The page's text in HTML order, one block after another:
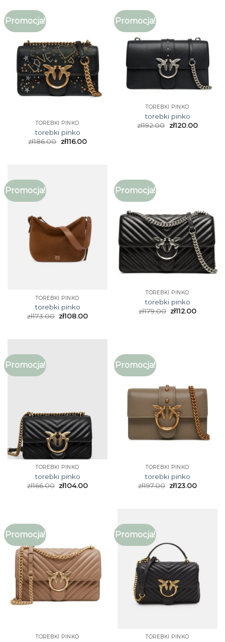
Promocja!
TOREBKI PINKO
torebki pinko
zł186.00 zł116.00
Promocja!
TOREBKI PINKO
torebki pinko
zł192.00 zł120.00
Promocja!
TOREBKI PINKO
torebki pinko
zł173.00 zł108.00
Promocja!
TOREBKI PINKO
torebki pinko
zł179.00 zł112.00
Promocja!
TOREBKI PINKO
torebki pinko
zł166.00 zł104.00
Promocja!
TOREBKI PINKO
torebki pinko
zł197.00 zł123.00
Promocja!
TOREBKI PINKO
Promocja!
TOREBKI PINKO